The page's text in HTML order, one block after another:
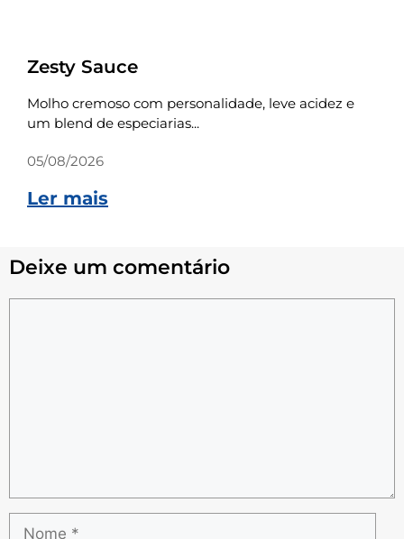
Zesty Sauce
Molho cremoso com personalidade, leve acidez e
um blend de especiarias...
05/08/2026
Ler mais
Deixe um comentário